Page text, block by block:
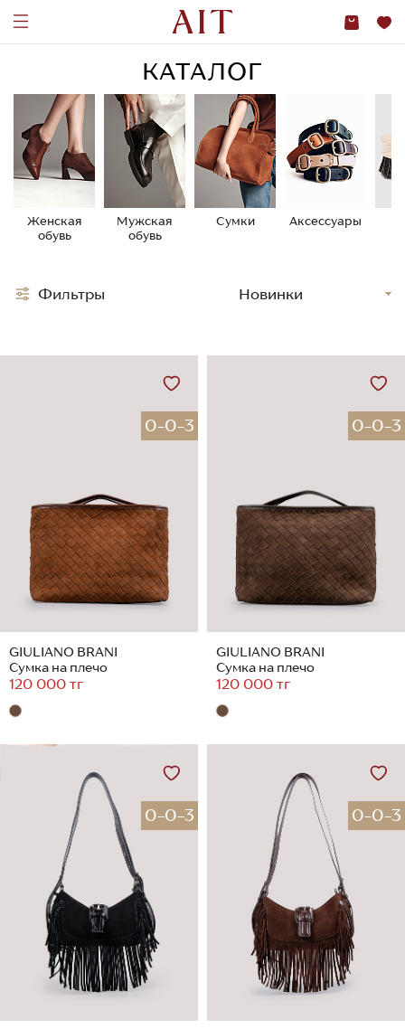
КАТАЛОГ
Женская
обувь
Мужская
обувь
Сумки Аксессуары
0-0-3
GIULIANO BRANI
Сумка на плечо
120 000 тг
0-0-3
GIULIANO BRANI
Сумка на плечо
120 000 тг
0-0-3 0-0-3
Фильтры